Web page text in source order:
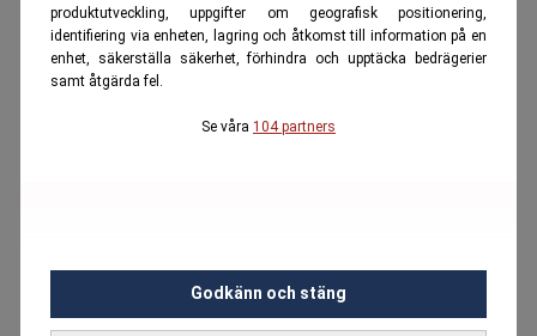
produktutveckling, uppgifter om geografisk positionering,
identifiering via enheten, lagring och åtkomst till information på en
enhet, säkerställa säkerhet, förhindra och upptäcka bedrägerier
samt åtgärda fel.
Se våra 104 partners
Godkänn och stäng